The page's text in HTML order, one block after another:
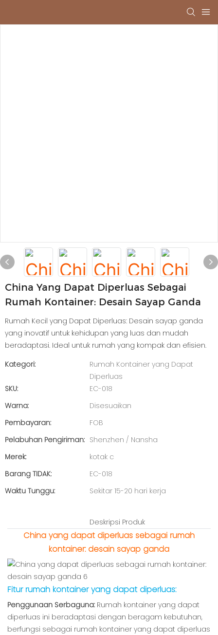
China Yang Dapat Diperluas Sebagai
Rumah Kontainer: Desain Sayap Ganda
Rumah Kecil yang Dapat Diperluas: Desain sayap ganda
yang inovatif untuk kehidupan yang luas dan mudah
beradaptasi. Ideal untuk rumah yang kompak dan efisien.
Kategori:
Rumah Kontainer yang Dapat
Diperluas
SKU:
EC-018
Warna:
Disesuaikan
Pembayaran:
FOB
Pelabuhan Pengiriman: Shenzhen / Nansha
Merek:
kotak c
Barang TIDAK:
EC-018
Waktu Tunggu:
Sekitar 15-20 hari kerja
Deskripsi Produk
China yang dapat diperluas sebagai rumah
kontainer: desain sayap ganda
Fitur rumah kontainer yang dapat diperluas:
Penggunaan Serbaguna: Rumah kontainer yang dapat
diperluas ini beradaptasi dengan beragam kebutuhan,
berfungsi sebagai rumah kontainer yang dapat diperluas